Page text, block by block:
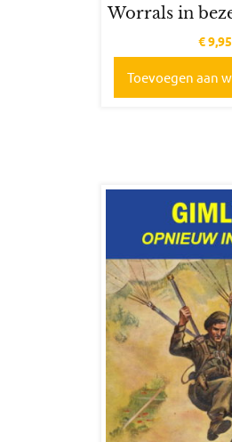
Worrals in
€9,95
Toevoegen aan